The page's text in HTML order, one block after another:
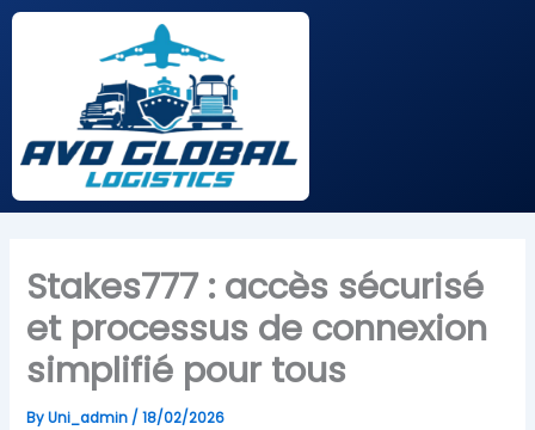
Skip
Stakes777 : accès sécurisé
et processus de connexion
simplifié pour tous
ByUni_admin /18/02/2026